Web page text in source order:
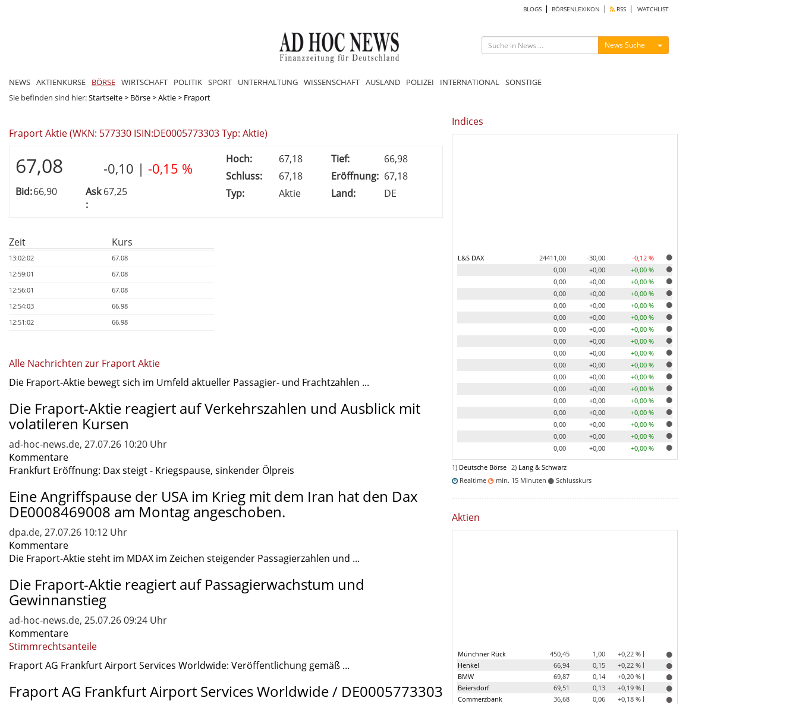
BLOGS BÖRSENLEXIKON RSS WATCHLIST
News Suche Menü ein-/ausblenden
NEWS AKTIENKURSE BÖRSE WIRTSCHAFT POLITIK SPORT UNTERHALTUNG WISSENSCHAFT AUSLAND POLIZEI INTERNATIONAL SONSTIGE
Sie befinden sind hier:Startseite> Börse>Aktie> Fraport
Fraport Aktie (WKN: 577330 ISIN:DE0005773303 Typ: Aktie)
67,08 -0,10 | -0,15 %
Bid:66,90
Ask
:
67,25
Hoch: 67,18 Tief:
66,98
Schluss:
67,18 Eröffnung: 67,18
Typ:
Aktie Land: DE
Zeit Kurs
13:02:02
67.08
12:59:01
67.08
12:56:01
67.08
12:54:03
66.98
12:51:02
66.98
Alle Nachrichten zur Fraport Aktie
Die Fraport-Aktie bewegt sich im Umfeld aktueller Passagier- und Frachtzahlen ...
Die Fraport-Aktie reagiert auf Verkehrszahlen und Ausblick mit
volatileren Kursen
ad-hoc-news.de, 27.07.26 10:20 Uhr
Kommentare
Frankfurt Eröffnung: Dax steigt - Kriegspause, sinkender Ölpreis
Eine Angriffspause der USA im Krieg mit dem Iran hat den Dax
DE0008469008 am Montag angeschoben.
dpa.de, 27.07.26 10:12 Uhr
Kommentare
Die Fraport-Aktie steht im MDAX im Zeichen steigender Passagierzahlen und ...
Die Fraport-Aktie reagiert auf Passagierwachstum und
Gewinnanstieg
ad-hoc-news.de, 25.07.26 09:24 Uhr
Kommentare
Stimmrechtsanteile
Fraport AG Frankfurt Airport Services Worldwide: Veröffentlichung gemäß ...
Fraport AG Frankfurt Airport Services Worldwide / DE0005773303
Indices
L&S DAX 24411,00 -30,00
-0,12 %
0,00
+0,00
+0,00 %
0,00
+0,00
+0,00 %
0,00
+0,00
+0,00 %
0,00
+0,00
+0,00 %
0,00
+0,00
+0,00 %
0,00
+0,00
+0,00 %
0,00
+0,00
+0,00 %
0,00
+0,00
+0,00 %
0,00
+0,00
+0,00 %
0,00
+0,00
+0,00 %
0,00
+0,00
+0,00 %
0,00
+0,00
+0,00 %
0,00
+0,00
+0,00 %
0,00
+0,00
+0,00 %
0,00
+0,00
+0,00 %
0,00
+0,00 +0,00 %
1) Deutsche Börse 2) Lang & Schwarz
Realtime
min. 15 Minuten Schlusskurs
Aktien
Münchner Rück 450,45 1,00
+0,22 %
Henkel
66,94 0,15
+0,22 %
BMW
69,87 0,14
+0,20 %
Beiersdorf
69,51 0,13
+0,19 %
Commerzbank
36,68 0,06
+0,18 %